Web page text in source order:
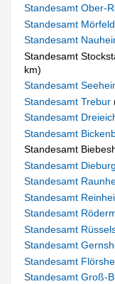
Standesamt Ober-
Standesamt
Standesamt
Standesamt
km)
Standesamt
Standesamt Trebur
Standesamt
Standesamt
Standesamt
Standesamt
Standesamt
Standesamt
Standesamt
Standesamt
Standesamt
Standesamt
Standesamt Groß-